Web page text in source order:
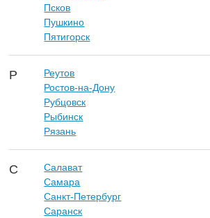
Псков
Пушкино
Пятигорск
Р
Реутов
Ростов-на-Дону
Рубцовск
Рыбинск
Рязань
С
Салават
Самара
Санкт-Петербург
Саранск